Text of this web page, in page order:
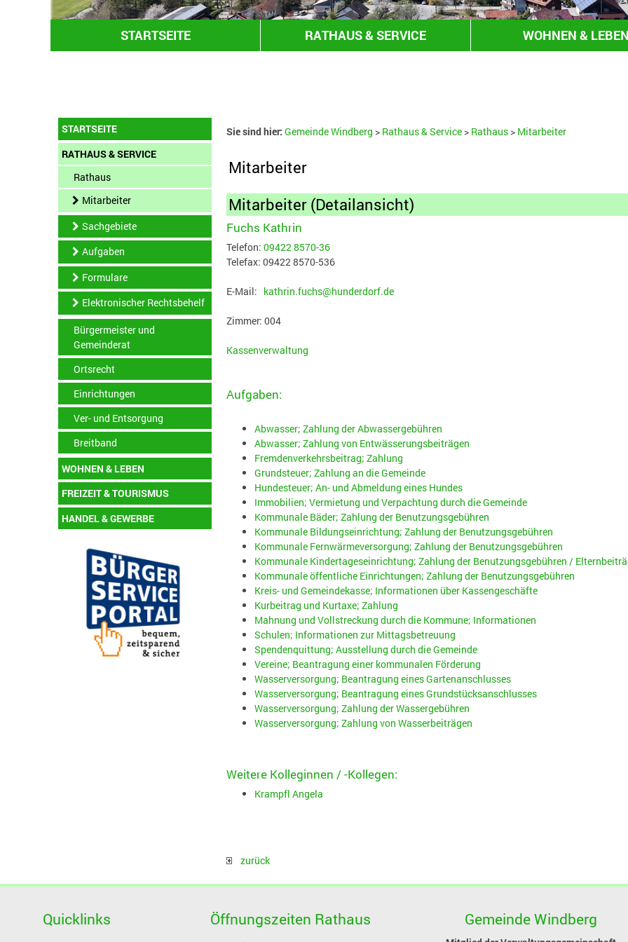
STARTSEITE RATHAUS & SERVICE
WOHNEN &
STARTSEITE
RATHAUS & SERVICE
Rathaus
Mitarbeiter
Sachgebiete
Aufgaben
Formulare
Elektronischer Rechtsbehelf
Bürgermeister und
Gemeinderat
Ortsrecht
Einrichtungen
Ver- und Entsorgung
Breitband
WOHNEN & LEBEN
FREIZEIT & TOURISMUS
HANDEL & GEWERBE
Sie sind hier: Gemeinde Windberg > Rathaus & Service> Rathaus> Mitarbeiter
Mitarbeiter
Mitarbeiter (Detailansicht)
Fuchs Kathrin
Telefon: 09422 8570-36
Telefax: 09422 8570-536
E-Mail: kathrin.fuchs@hunderdorf.de
Zimmer: 004
Kassenverwaltung
Aufgaben:
Abwasser; Zahlung der Abwassergebühren
Abwasser; Zahlung von Entwässerungsbeiträgen
Fremdenverkehrsbeitrag; Zahlung
Grundsteuer; Zahlung an die Gemeinde
Hundesteuer; An- und Abmeldung eines Hundes
Immobilien; Vermietung und Verpachtung durch die Gemeinde
Kommunale Bäder; Zahlung der Benutzungsgebühren
Kommunale Bildungseinrichtung; Zahlung der Benutzungsgebühren
Kommunale Fernwärmeversorgung; Zahlung der Benutzungsgebühren
Kommunale Kindertageseinrichtung; Zahlung der Benutzungsgebühren /
Kommunale öffentliche Einrichtungen; Zahlung der Benutzungsgebühren
Kreis- und Gemeindekasse; Informationen über Kassengeschäfte
Kurbeitrag und Kurtaxe; Zahlung
Mahnung und Vollstreckung durch die Kommune; Informationen
Schulen; Informationen zur Mittagsbetreuung
Spendenquittung; Ausstellung durch die Gemeinde
Vereine; Beantragung einer kommunalen Förderung
Wasserversorgung; Beantragung eines Gartenanschlusses
Wasserversorgung; Beantragung eines Grundstücksanschlusses
Wasserversorgung; Zahlung der Wassergebühren
Wasserversorgung; Zahlung von Wasserbeiträgen
Weitere Kolleginnen / -Kollegen:
Krampfl Angela
zurück
Quicklinks Öffnungszeiten Rathaus Gemeinde Windberg